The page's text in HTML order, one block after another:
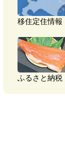
移住定住情報
ふるさと納税